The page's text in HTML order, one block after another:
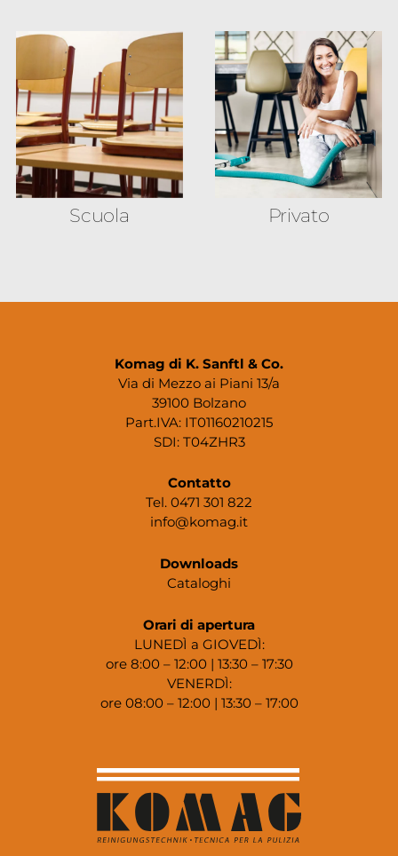
Scuola Privato
Komag di K. Sanftl & Co.
Via di Mezzo ai Piani 13/a
39100 Bolzano
Part.IVA: IT01160210215
SDI: T04ZHR3
Contatto
Tel. 0471 301 822
info@komag.it
Downloads
Cataloghi
Orari di apertura
LUNEDÌ a GIOVEDÌ:
ore 8:00 – 12:00 | 13:30 – 17:30
VENERDÌ:
ore 08:00 – 12:00 | 13:30 – 17:00